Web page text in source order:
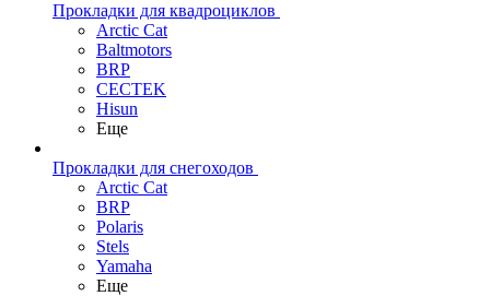
Прокладки для квадроциклов
Arctic Cat
Baltmotors
BRP
CECTEK
Hisun
Еще
Прокладки для снегоходов
Arctic Cat
BRP
Polaris
Stels
Yamaha
Еще